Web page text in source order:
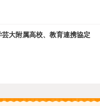
大附属高校、教育連携協定